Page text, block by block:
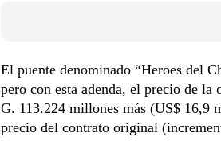
El puente denominado “Heroes del
pero con esta adenda, el precio de
G. 113.224 millones más (US$ 16,9
precio del contrato original